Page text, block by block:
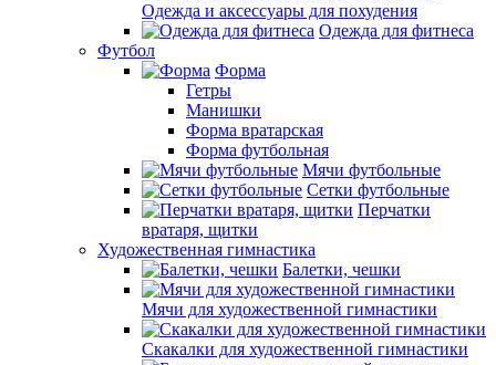
Одежда и аксессуары для похудения
Одежда для фитнеса
Футбол
Форма
Гетры
Манишки
Форма вратарская
Форма футбольная
Мячи футбольные
Сетки футбольные
Перчатки
вратаря, щитки
Художественная гимнастика
Балетки, чешки
Мячи для художественной гимнастики
Скакалки для художественной гимнастики